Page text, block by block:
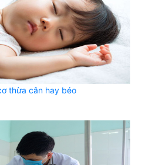
thừa cân hay béo